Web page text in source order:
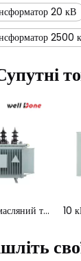
20 кВ
2500
10 кВ 630 кВА трифазний розподільний трансформатор із низькими втратами